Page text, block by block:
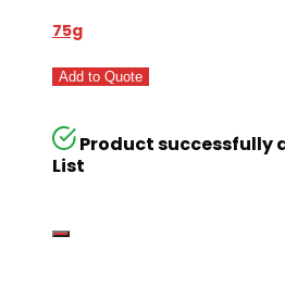
75g
Add to Quote
Product successfully
List